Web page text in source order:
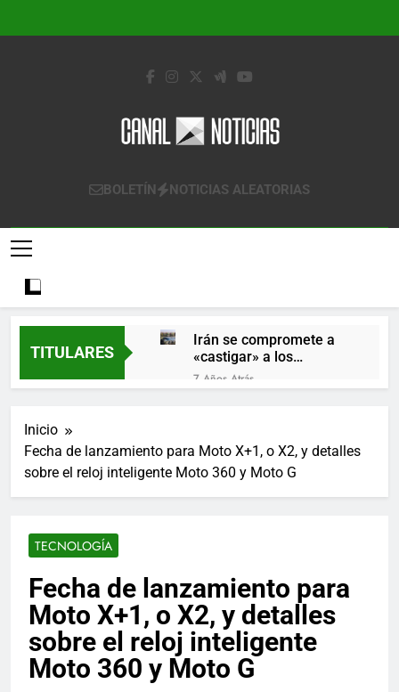
Canal Noticias
Canal Noticias
BOLETÍN NOTICIAS ALEATORIAS
TITULARES
Irán se compromete a
«castigar» a los
responsables de
derribar un avión
7 Años Atrás
diciembre
Los últimos paquetes
especiales Hush Socks
7 Años Atrás
La familia Kennedy
entierra a otro
miembro de la familia
7 Años Atrás
Cápsulas Ultra Max
Testo a Precios
Especiales en México,
7 Años Atrás
Inicio
Fecha de lanzamiento para Moto X+1, o X2, y detalles
sobre el reloj inteligente Moto 360 y Moto G
TECNOLOGÍA
Fecha de lanzamiento para
Moto X+1, o X2, y detalles
sobre el reloj inteligente
Moto 360 y Moto G